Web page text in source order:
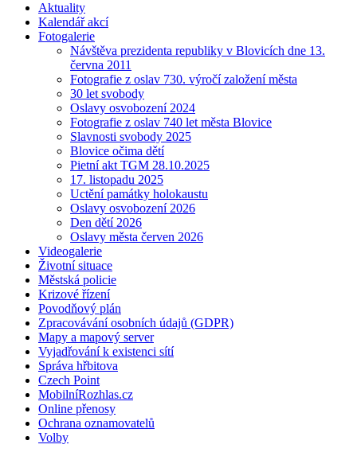
Aktuality
Kalendář akcí
Fotogalerie
Návštěva prezidenta republiky v Blovicích dne 13.
června 2011
Fotografie z oslav 730. výročí založení města
30 let svobody
Oslavy osvobození 2024
Fotografie z oslav 740 let města Blovice
Slavnosti svobody 2025
Blovice očima dětí
Pietní akt TGM 28.10.2025
17. listopadu 2025
Uctění památky holokaustu
Oslavy osvobození 2026
Den dětí 2026
Oslavy města červen 2026
Videogalerie
Životní situace
Městská policie
Krizové řízení
Povodňový plán
Zpracovávání osobních údajů (GDPR)
Mapy a mapový server
Vyjadřování k existenci sítí
Správa hřbitova
Czech Point
MobilníRozhlas.cz
Online přenosy
Ochrana oznamovatelů
Volby